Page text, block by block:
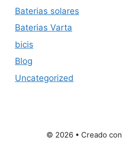
Baterias solares
Baterias Varta
bicis
Blog
Uncategorized
© 2026 • Creado con